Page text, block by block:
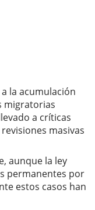
la acumulación
migratorias
a críticas
masivas
aunque la ley
permanentes por
estos casos han